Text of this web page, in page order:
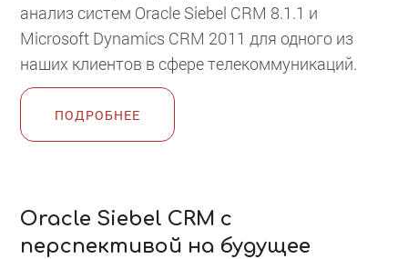
анализ систем Oracle Siebel CRM 8.1.1 и
Microsoft Dynamics CRM 2011 для одного из
наших клиентов в сфере телекоммуникаций.
ПОДРОБНЕЕ
Oracle Siebel CRM с
перспективой на будущее